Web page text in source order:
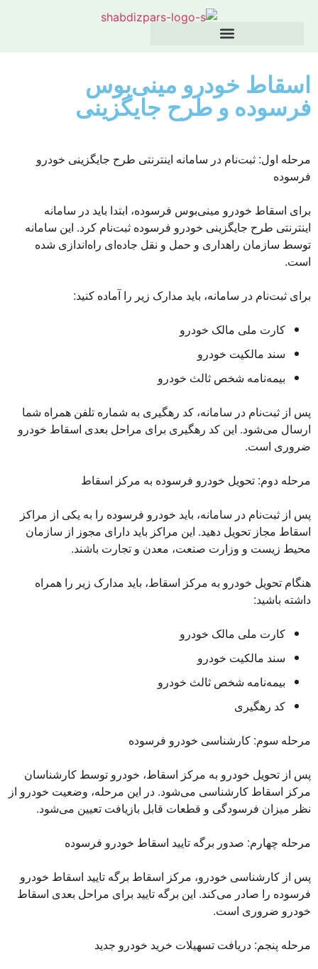
اسقاط خودرو مینی‌بوس
فرسوده و طرح جایگزینی
مرحله اول: ثبت‌نام در سامانه اینترنتی طرح جایگزینی خودرو
فرسوده
برای اسقاط خودرو مینی‌بوس فرسوده، ابتدا باید در سامانه
اینترنتی طرح جایگزینی خودرو فرسوده ثبت‌نام کرد. این سامانه
توسط سازمان راهداری و حمل و نقل جاده‌ای راه‌اندازی شده
است.
برای ثبت‌نام در سامانه، باید مدارک زیر را آماده کنید:
کارت ملی مالک خودرو
سند مالکیت خودرو
بیمه‌نامه شخص ثالث خودرو
پس از ثبت‌نام در سامانه، کد رهگیری به شماره تلفن همراه شما
ارسال می‌شود. این کد رهگیری برای مراحل بعدی اسقاط خودرو
ضروری است.
مرحله دوم: تحویل خودرو فرسوده به مرکز اسقاط
پس از ثبت‌نام در سامانه، باید خودرو فرسوده را به یکی از مراکز
اسقاط مجاز تحویل دهید. این مراکز باید دارای مجوز از سازمان
محیط زیست و وزارت صنعت، معدن و تجارت باشند.
هنگام تحویل خودرو به مرکز اسقاط، باید مدارک زیر را همراه
داشته باشید:
کارت ملی مالک خودرو
سند مالکیت خودرو
بیمه‌نامه شخص ثالث خودرو
کد رهگیری
مرحله سوم: کارشناسی خودرو فرسوده
پس از تحویل خودرو به مرکز اسقاط، خودرو توسط کارشناسان
مرکز اسقاط کارشناسی می‌شود. در این مرحله، وضعیت خودرو از
نظر میزان فرسودگی و قطعات قابل بازیافت تعیین می‌شود.
مرحله چهارم: صدور برگه تایید اسقاط خودرو فرسوده
پس از کارشناسی خودرو، مرکز اسقاط برگه تایید اسقاط خودرو
فرسوده را صادر می‌کند. این برگه تایید برای مراحل بعدی اسقاط
خودرو ضروری است.
مرحله پنجم: دریافت تسهیلات خرید خودرو جدید